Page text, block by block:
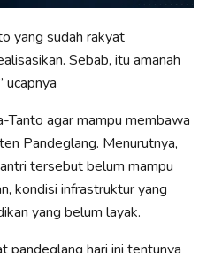
yang sudah rakyat
Sebab, itu amanah
ucapnya
Tanto agar mampu membawa
Pandeglang. Menurutnya,
tersebut belum mampu
kondisi infrastruktur yang
yang belum layak.